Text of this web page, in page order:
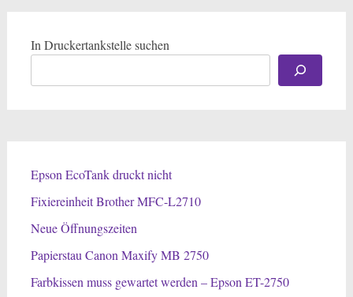
In Druckertankstelle suchen
Epson EcoTank druckt nicht
Fixiereinheit Brother MFC-L2710
Neue Öffnungszeiten
Papierstau Canon Maxify MB 2750
Farbkissen muss gewartet werden – Epson ET-2750